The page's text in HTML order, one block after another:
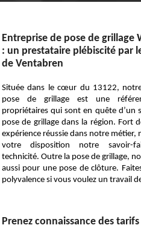
Entreprise de pose de grillage
: un prestataire plébiscité par
de Ventabren
Située dans le cœur du 13122,
pose de grillage est une
propriétaires qui sont en quête d’un
pose de grillage dans la région. Fort
expérience réussie dans notre métier,
votre disposition notre savoir-
technicité. Outre la pose de grillage,
aussi pour une pose de clôture.
polyvalence si vous voulez un travail
Prenez connaissance des